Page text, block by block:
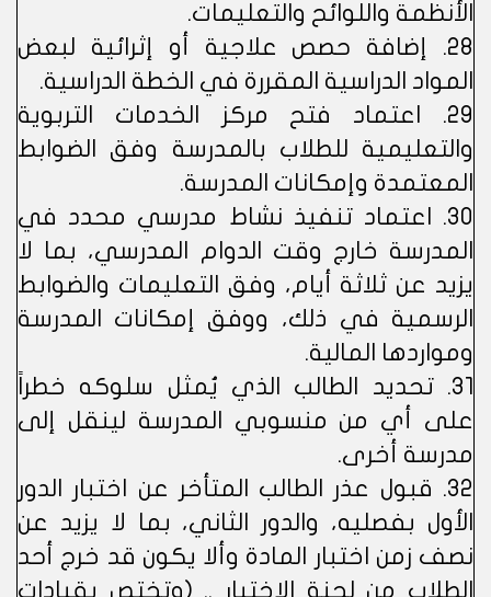
الأنظمة واللوائح والتعليمات.
28. إضافة حصص علاجية أو إثرائية لبعض
المواد الدراسية المقررة في الخطة الدراسية.
29. اعتماد فتح مركز الخدمات التربوية
والتعليمية للطلاب بالمدرسة وفق الضوابط
المعتمدة وإمكانات المدرسة.
30. اعتماد تنفيذ نشاط مدرسي محدد في
المدرسة خارج وقت الدوام المدرسي، بما لا
يزيد عن ثلاثة أيام، وفق التعليمات والضوابط
الرسمية في ذلك، ووفق إمكانات المدرسة
ومواردها المالية.
31. تحديد الطالب الذي يُمثل سلوكه خطراً
على أي من منسوبي المدرسة لينقل إلى
مدرسة أخرى.
32. قبول عذر الطالب المتأخر عن اختبار الدور
الأول بفصليه، والدور الثاني، بما لا يزيد عن
نصف زمن اختبار المادة وألا يكون قد خرج أحد
الطلاب من لجنة الاختبار .. (وتختص بقيادات